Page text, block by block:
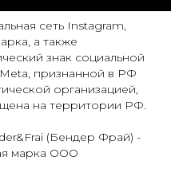
сеть Instagram,
а также
знак социальной
признанной в РФ
организацией,
на территории РФ.
(Бендер Фрай) -
марка ООО